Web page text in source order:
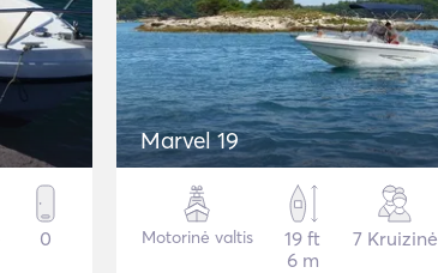
0
Marvel 19
Motorinė valtis
19 ft
6 m
7 Kruizinė